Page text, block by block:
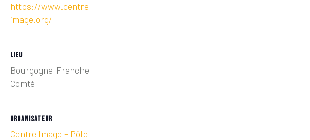
https://www.centre-
image.org/
LIEU
Bourgogne-Franche-
Comté
ORGANISATEUR
Centre Image – Pôle